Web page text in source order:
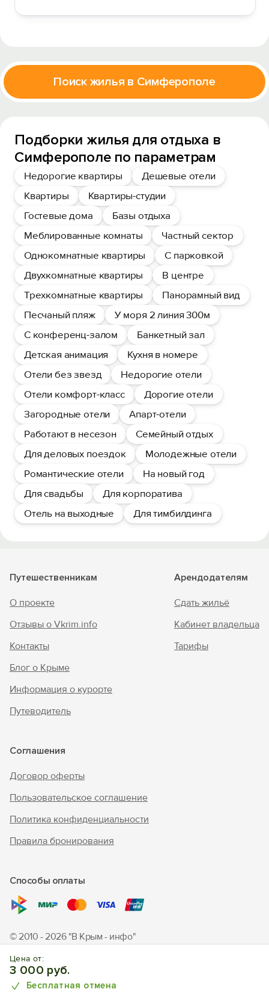
Поиск жилья в Симферополе
Подборки жилья для отдыха в
Симферополе по параметрам
Недорогие квартиры
Дешевые отели
Квартиры
Квартиры-студии
Гостевые дома
Базы отдыха
Меблированные комнаты
Частный сектор
Однокомнатные квартиры
С парковкой
Двухкомнатные квартиры
В центре
Трехкомнатные квартиры
Панорамный вид
Песчаный пляж
У моря 2 линия 300м
С конференц-залом
Банкетный зал
Детская анимация
Кухня в номере
Отели без звезд
Недорогие отели
Отели комфорт-класс
Дорогие отели
Загородные отели
Апарт-отели
Работают в несезон
Семейный отдых
Для деловых поездок
Молодежные отели
Романтические отели
На новый год
Для свадьбы
Для корпоратива
Отель на выходные
Для тимбилдинга
Цена от:
3 000 руб.
Бесплатная отмена
Путешественникам
О проекте
Отзывы о Vkrim.info
Контакты
Блог о Крыме
Информация о курорте
Путеводитель
Арендодателям
Сдать жильё
Кабинет владельца
Тарифы
Соглашения
Договор оферты
Пользовательское соглашение
Политика конфиденциальности
Правила бронирования
Способы оплаты
© 2010 - 2026 "В Крым - инфо"
Отдых в Симферополе. Отели, апартаменты, частный
сектор.